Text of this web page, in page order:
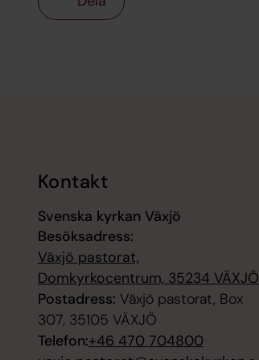
Kontakt
Svenska kyrkan Växjö
Besöksadress:
Växjö pastorat,
Domkyrkocentrum, 35234 VÄXJÖ
Postadress: Växjö pastorat, Box
307, 35105 VÄXJÖ
Telefon:+46 470 704800